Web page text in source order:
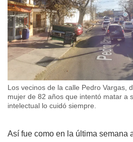
Los vecinos de la calle Pedro Vargas,
mujer de 82 años que intentó matar a
intelectual lo cuidó siempre.
Así fue como en la última semana